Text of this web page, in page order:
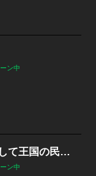
ン中
「お荷物令嬢は覚醒して王国の民を守りたい！」シリーズ
ン中